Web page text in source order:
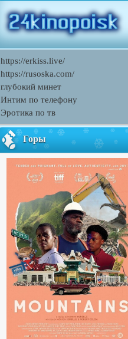
https://erkiss.live/
https://rusoska.com/
глубокий минет
Интим по телефону
Эротика по тв
Горы